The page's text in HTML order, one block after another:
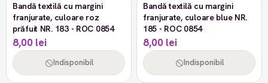
Bandă textilă cu margini
franjurate, culoare roz
prăfuit NR. 183 - ROC 0854
8,00 lei
Indisponibil
Bandă textilă cu margini
franjurate, culoare blue NR.
185 - ROC 0854
8,00 lei
Indisponibil